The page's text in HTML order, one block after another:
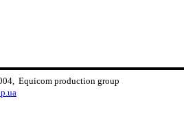
Equicom production group